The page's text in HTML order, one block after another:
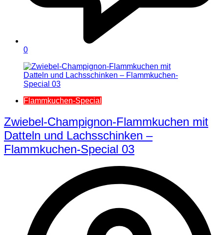
0
Flammkuchen-Special
Zwiebel-Champignon-Flammkuchen mit
Datteln und Lachsschinken –
Flammkuchen-Special 03